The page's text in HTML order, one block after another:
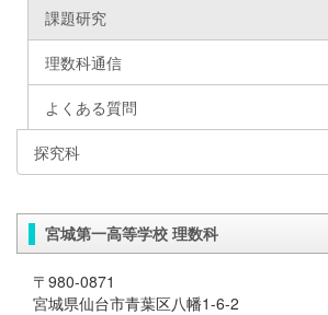
課題研究
理数科通信
よくある質問
探究科
宮城第一高等学校 理数科
〒980-0871
宮城県仙台市青葉区八幡1-6-2